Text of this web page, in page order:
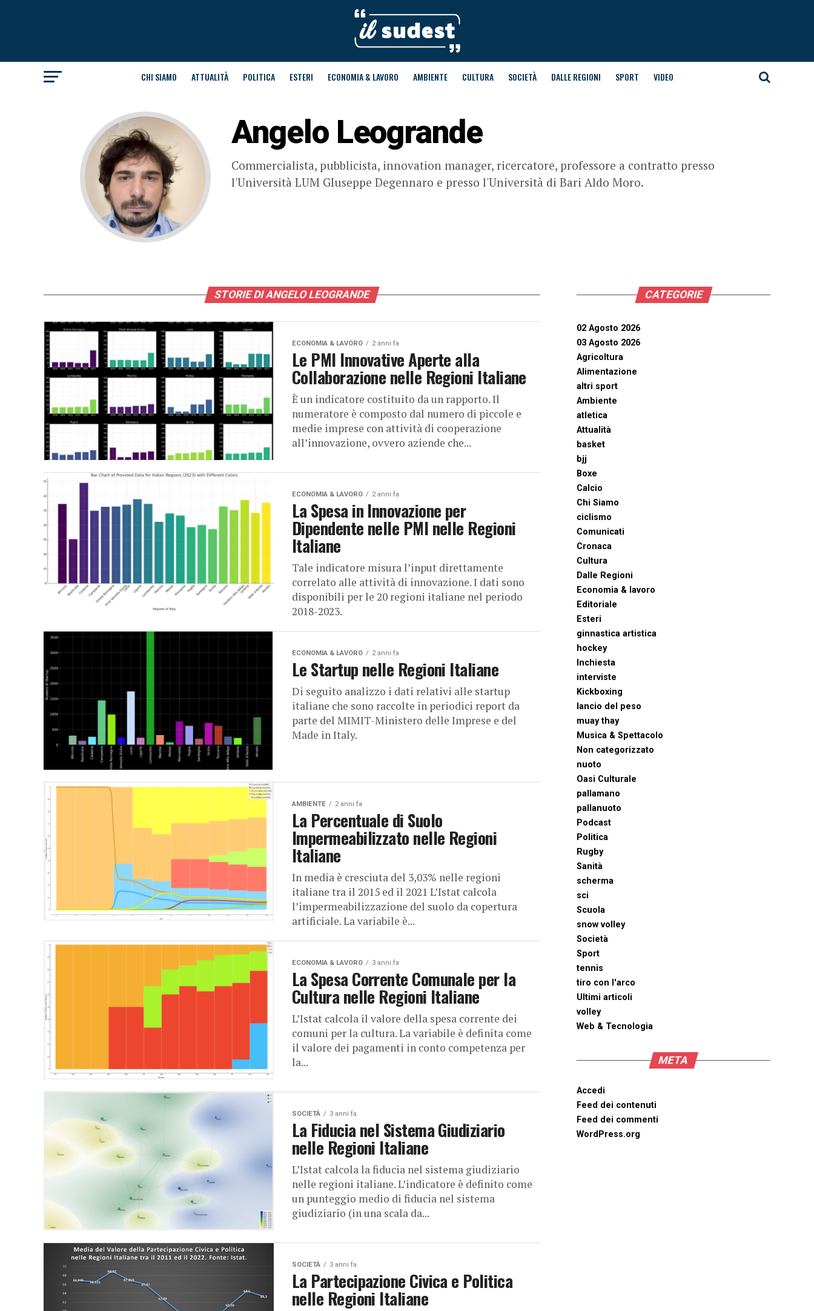
CHI SIAMO ATTUALITÀ POLITICA ESTERI ECONOMIA & LAVORO AMBIENTE CULTURA SOCIETÀ DALLE REGIONI SPORT VIDEO
Angelo Leogrande
Commercialista, pubblicista, innovation manager, ricercatore, professore a contratto presso
l'Università LUM GIuseppe Degennaro e presso l'Università di Bari Aldo Moro.
STORIE DI ANGELO LEOGRANDE
ECONOMIA & LAVORO 2 anni fa
Le PMI Innovative Aperte alla
Collaborazione nelle Regioni Italiane
È un indicatore costituito da un rapporto. Il
numeratore è composto dal numero di piccole e
medie imprese con attività di cooperazione
all’innovazione, ovvero aziende che...
ECONOMIA & LAVORO 2 anni fa
La Spesa in Innovazione per
Dipendente nelle PMI nelle Regioni
Italiane
Tale indicatore misura l’input direttamente
correlato alle attività di innovazione. I dati sono
disponibili per le 20 regioni italiane nel periodo
2018-2023.
ECONOMIA & LAVORO 2 anni fa
Le Startup nelle Regioni Italiane
Di seguito analizzo i dati relativi alle startup
italiane che sono raccolte in periodici report da
parte del MIMIT-Ministero delle Imprese e del
Made in Italy.
AMBIENTE 2 anni fa
La Percentuale di Suolo
Impermeabilizzato nelle Regioni
Italiane
In media è cresciuta del 3,03% nelle regioni
italiane tra il 2015 ed il 2021 L’Istat calcola
l’impermeabilizzazione del suolo da copertura
artificiale. La variabile è...
ECONOMIA & LAVORO 3 anni fa
La Spesa Corrente Comunale per la
Cultura nelle Regioni Italiane
L’Istat calcola il valore della spesa corrente dei
comuni per la cultura. La variabile è definita come
il valore dei pagamenti in conto competenza per
la...
SOCIETÀ 3 anni fa
La Fiducia nel Sistema Giudiziario
nelle Regioni Italiane
L’Istat calcola la fiducia nel sistema giudiziario
nelle regioni italiane. L’indicatore è definito come
un punteggio medio di fiducia nel sistema
giudiziario (in una scala da...
SOCIETÀ 3 anni fa
La Partecipazione Civica e Politica
nelle Regioni Italiane
CATEGORIE
02 Agosto 2026
03 Agosto 2026
Agricoltura
Alimentazione
altri sport
Ambiente
atletica
Attualità
basket
bjj
Boxe
Calcio
Chi Siamo
ciclismo
Comunicati
Cronaca
Cultura
Dalle Regioni
Economia & lavoro
Editoriale
Esteri
ginnastica artistica
hockey
Inchiesta
interviste
Kickboxing
lancio del peso
muay thay
Musica & Spettacolo
Non categorizzato
nuoto
Oasi Culturale
pallamano
pallanuoto
Podcast
Politica
Rugby
Sanità
scherma
sci
Scuola
snow volley
Società
Sport
tennis
tiro con l'arco
Ultimi articoli
volley
Web & Tecnologia
META
Accedi
Feed dei contenuti
Feed dei commenti
WordPress.org